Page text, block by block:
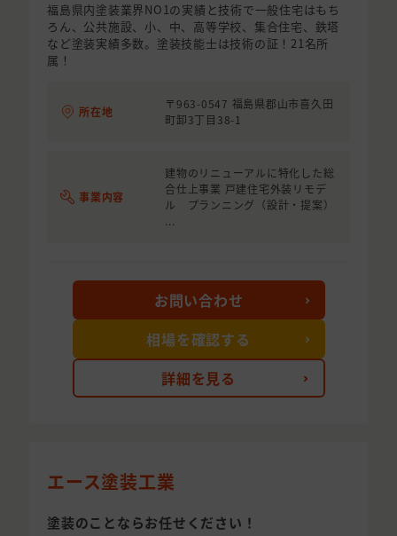
福島県内塗装業界NO1の実績と技術で一般住宅はもち
ろん、公共施設、小、中、高等学校、集合住宅、鉄塔
など塗装実績多数。塗装技能士は技術の証！21名所
属！
所在地
〒963-0547 福島県郡山市喜久田
町卸3丁目38-1
事業内容
建物のリニューアルに特化した総
合仕上事業 戸建住宅外装リモデ
ル プランニング（設計・提案）
...
詳細を見る
お問い合わせ
相場を確認する
エース塗装工業
塗装のことならお任せください！